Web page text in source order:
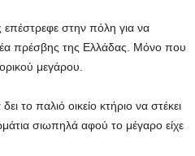
επέστρεφε στην πόλη για να
πρέσβης της Ελλάδας. Μόνο που
μεγάρου.
το παλιό οικείο κτήριο να στέκει
σιωπηλά αφού το μέγαρο είχε